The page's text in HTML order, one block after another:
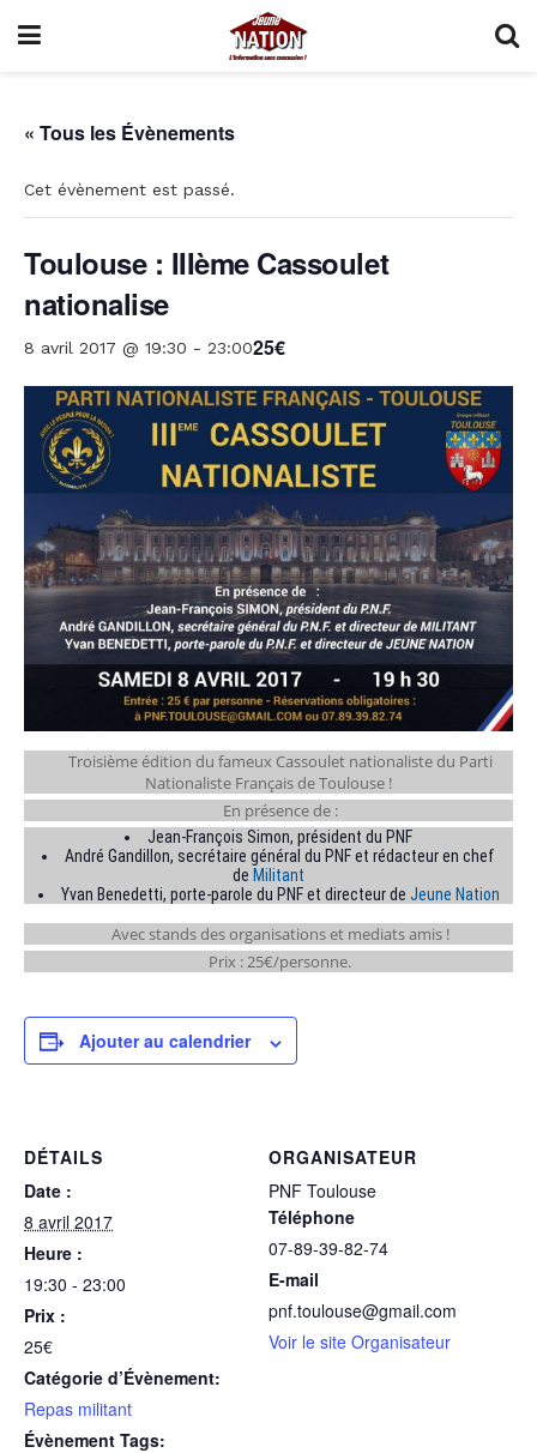
« Tous les Évènements
Cet évènement est passé.
Toulouse : IIIème Cassoulet
nationalise
8 avril 2017 @ 19:30 - 23:0025€
Troisième édition du fameux Cassoulet nationaliste du Parti
Nationaliste Français de Toulouse !
En présence de :
Jean-François Simon, président du PNF
André Gandillon, secrétaire général du PNF et rédacteur en chef
de Militant
Yvan Benedetti, porte-parole du PNF et directeur de Jeune Nation
Avec stands des organisations et mediats amis !
Prix : 25€/personne.
Ajouter au calendrier
DÉTAILS
Date :
8 avril 2017
Heure :
19:30 - 23:00
Prix :
25€
Catégorie d’Évènement:
Repas militant
Évènement Tags:
ORGANISATEUR
PNF Toulouse
Téléphone
07-89-39-82-74
E-mail
pnf.toulouse@gmail.com
Voir le site Organisateur